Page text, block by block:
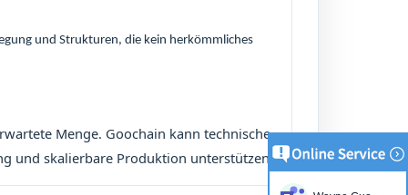
und Strukturen, die kein herkömmliches
Menge. Goochain kann technische
und skalierbare Produktion unterstützen.